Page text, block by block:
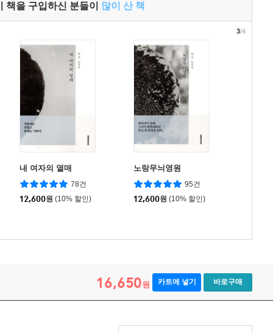
책을 구입하신 분들이 많이 산 책
내 여자의 열매
78건
12,600원 (10% 할인)
노랑무늬영원
95건
12,600원 (10% 할인)
3/4
16,650원 카트에 넣기 바로구매